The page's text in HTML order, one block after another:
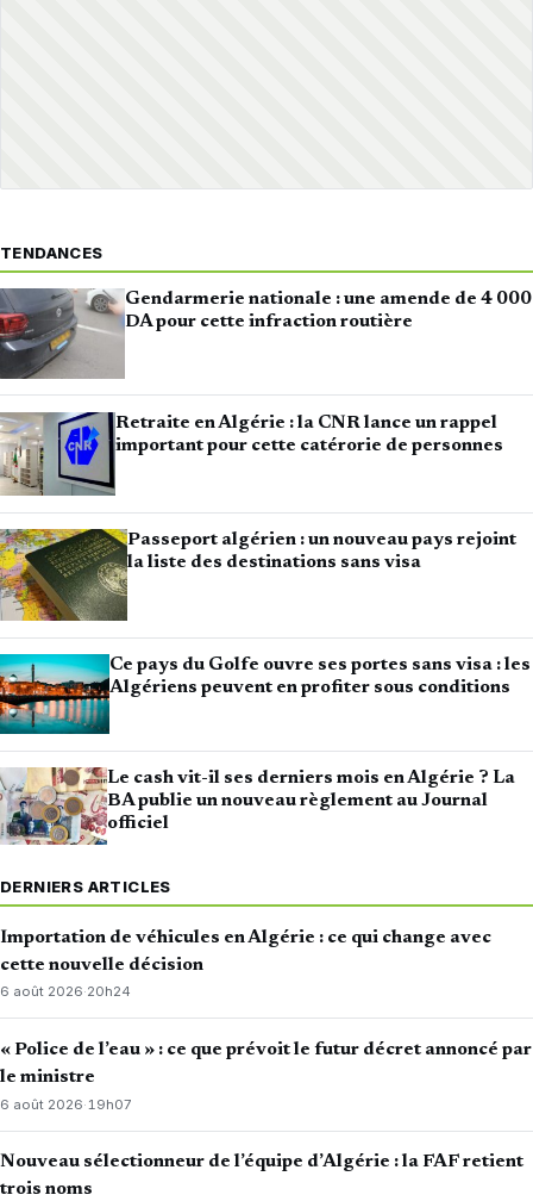
TENDANCES
Gendarmerie nationale : une amende de 4 000
DA pour cette infraction routière
Retraite en Algérie : la CNR lance un rappel
important pour cette catérorie de personnes
Passeport algérien : un nouveau pays rejoint
la liste des destinations sans visa
Ce pays du Golfe ouvre ses portes sans visa : les
Algériens peuvent en profiter sous conditions
Le cash vit-il ses derniers mois en Algérie ? La
BA publie un nouveau règlement au Journal
officiel
DERNIERS ARTICLES
Importation de véhicules en Algérie : ce qui change avec
cette nouvelle décision
6 août 2026·20h24
« Police de l’eau » : ce que prévoit le futur décret annoncé par
le ministre
6 août 2026· 19h07
Nouveau sélectionneur de l’équipe d’Algérie : la FAF retient
trois noms